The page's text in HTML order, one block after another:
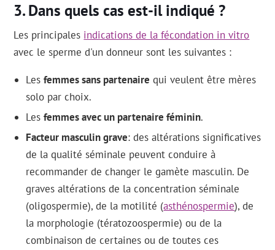
Dans quels cas est-il indiqué ?
Les principales indications de la fécondation in vitro
avec le sperme d'un donneur sont les suivantes :
Lesfemmes sans partenaire qui veulent être mères
solo par choix.
Lesfemmes avec un partenaire féminin.
Facteur masculin grave: des altérations significatives
de la qualité séminale peuvent conduire à
recommander de changer le gamète masculin. De
graves altérations de la concentration séminale
(oligospermie), de la motilité (asthénospermie), de
la morphologie (tératozoospermie) ou de la
combinaison de certaines ou de toutes ces